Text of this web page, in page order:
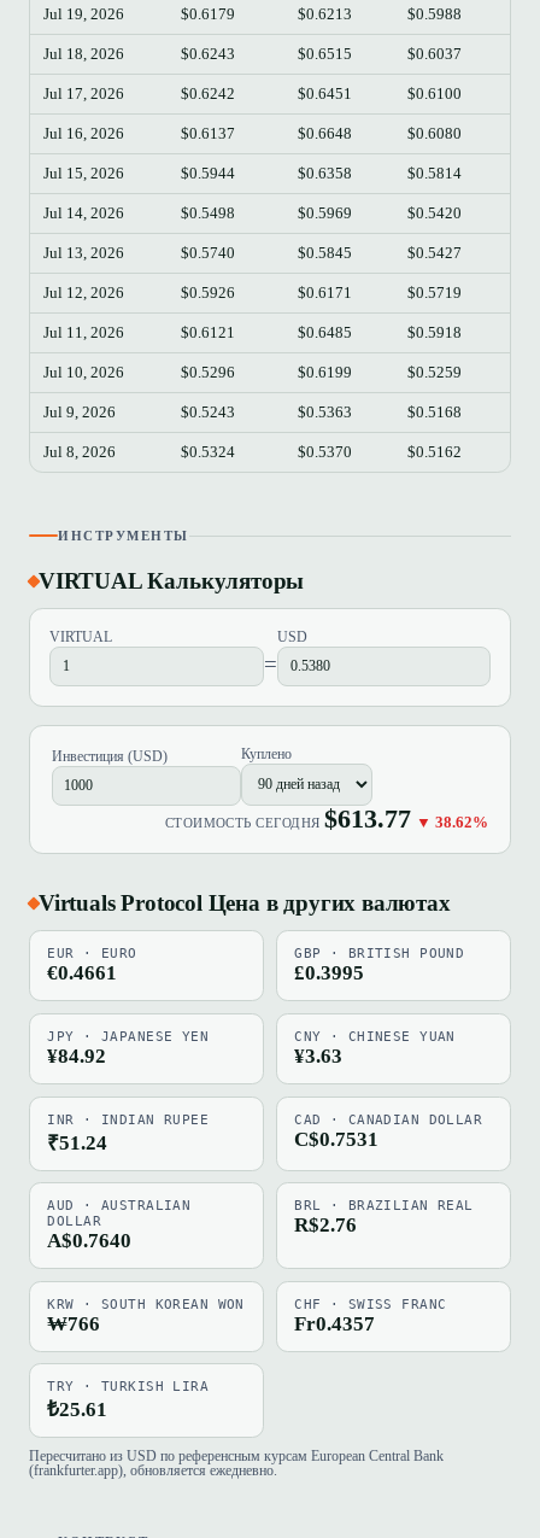
Jul 19, 2026 $0.6179 $0.6213 $0.5988
Jul 18, 2026 $0.6243 $0.6515 $0.6037
Jul 17, 2026 $0.6242 $0.6451 $0.6100
Jul 16, 2026 $0.6137 $0.6648 $0.6080
Jul 15, 2026 $0.5944 $0.6358 $0.5814
Jul 14, 2026 $0.5498 $0.5969 $0.5420
Jul 13, 2026 $0.5740 $0.5845 $0.5427
Jul 12, 2026 $0.5926 $0.6171 $0.5719
Jul 11, 2026 $0.6121 $0.6485 $0.5918
Jul 10, 2026 $0.5296 $0.6199 $0.5259
Jul 9, 2026 $0.5243 $0.5363 $0.5168
Jul 8, 2026 $0.5324 $0.5370 $0.5162
ИНСТРУМЕНТЫ
VIRTUAL Калькуляторы
VIRTUAL
=
USD
Инвестиция (USD) Куплено
СТОИМОСТЬ СЕГОДНЯ $613.77 ▼ 38.62%
Virtuals Protocol Цена в других валютах
EUR · EURO
€0.4661
GBP · BRITISH POUND
£0.3995
JPY · JAPANESE YEN
¥84.92
CNY · CHINESE YUAN
¥3.63
INR · INDIAN RUPEE
₹51.24
CAD · CANADIAN DOLLAR
C$0.7531
AUD · AUSTRALIAN
DOLLAR
A$0.7640
BRL · BRAZILIAN REAL
R$2.76
KRW · SOUTH KOREAN WON
₩766
CHF · SWISS FRANC
Fr0.4357
TRY · TURKISH LIRA
₺25.61
Пересчитано из USD по референсным курсам European Central Bank
(frankfurter.app), обновляется ежедневно.